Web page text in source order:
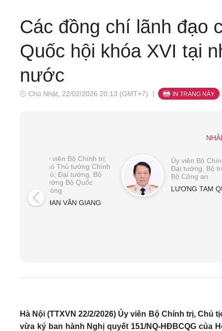
Các đồng chí lãnh đạo
Quốc hội khóa XVI tại
nước
Chủ Nhật, 22/02/2026 20:13 (GMT+7) IN TRANG NÀY
Ủy viên Bộ Chính trị;
Phó Thủ tướng Chính
phủ; Đại tướng, Bộ
trưởng Bộ Quốc
phòng
PHAN VĂN GIANG
Ủy viên Bộ
Đại tướng, Bộ
Bộ Công an
LƯƠNG TAM
Hà Nội (TTXVN 22/2/2026) Ủy viên Bộ Chính trị,
vừa ký ban hành Nghị quyết 151/NQ-HĐBCQG của